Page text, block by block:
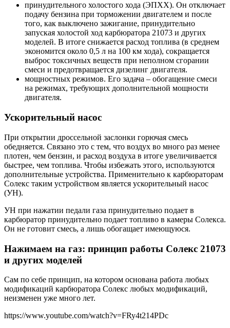
принудительного холостого хода (ЭПХХ). Он отключает
подачу бензина при торможении двигателем и после
того, как выключено зажигание, принудительно
запуская холостой ход карбюратора 21073 и других
моделей. В итоге снижается расход топлива (в среднем
экономится около 0,5 л на 100 км хода), сокращается
выброс токсичных веществ при неполном сгорании
смеси и предотвращается дизелинг двигателя.
мощностных режимов. Его задача – обогащение смеси
на режимах, требующих дополнительной мощности
двигателя.
Ускорительный насос
При открытии дроссельной заслонки горючая смесь
обедняется. Связано это с тем, что воздух во много раз менее
плотен, чем бензин, и расход воздуха в итоге увеличивается
быстрее, чем топлива. Чтобы избежать этого, используются
дополнительные устройства. Применительно к карбюраторам
Солекс таким устройством является ускорительный насос
(УН).
УН при нажатии педали газа принудительно подает в
карбюратор принудительно подает топливо в камеры Солекса.
Он не готовит смесь, а лишь обогащает имеющуюся.
Нажимаем на газ: принцип работы Солекс 21073
и других моделей
Сам по себе принцип, на котором основана работа любых
модификаций карбюратора Солекс любых модификаций,
неизменен уже много лет.
https://www.youtube.com/watch?v=FRy4t214PDc